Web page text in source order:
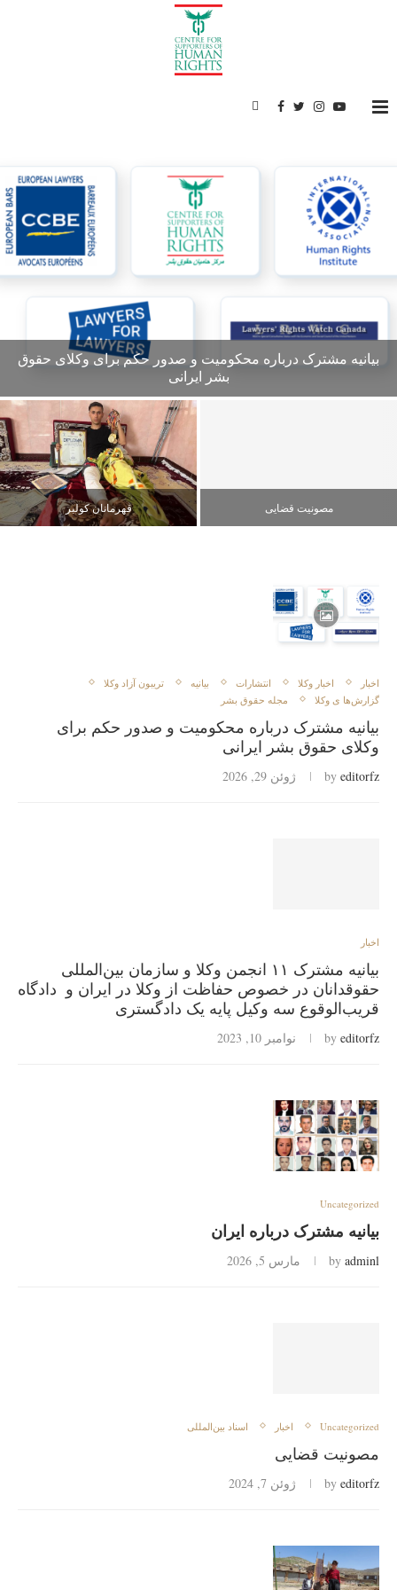
بیانیه مشترک درباره محکومیت و صدور حکم برای وکلای حقوق
بشر ایرانی
مصونیت قضایی قهرمانان کولبر
اخبار اخبار وکلا انتشارات بیانیه
تريبون آزاد وكلا
گزارش‌ها ی وکلا
مجله حقوق بشر
بیانیه مشترک درباره محکومیت و صدور حکم برای
وکلای حقوق بشر ایرانی
by editorfz ژوئن 29, 2026
اخبار
بیانیه مشترک ۱۱ انجمن‌ وکلا و سازمان‌ بین‌المللی
حقوقدانان در خصوص حفاظت از وکلا در ایران و دادگاه
قریب‌الوقوع سه وکیل پایه یک دادگستری
by editorfz نوامبر 10, 2023
Uncategorized
بیانیه مشترک درباره ایران
by adminl مارس 5, 2026
Uncategorized اخبار اسناد بین‌المللی
مصونیت قضایی
by editorfz ژوئن 7, 2024